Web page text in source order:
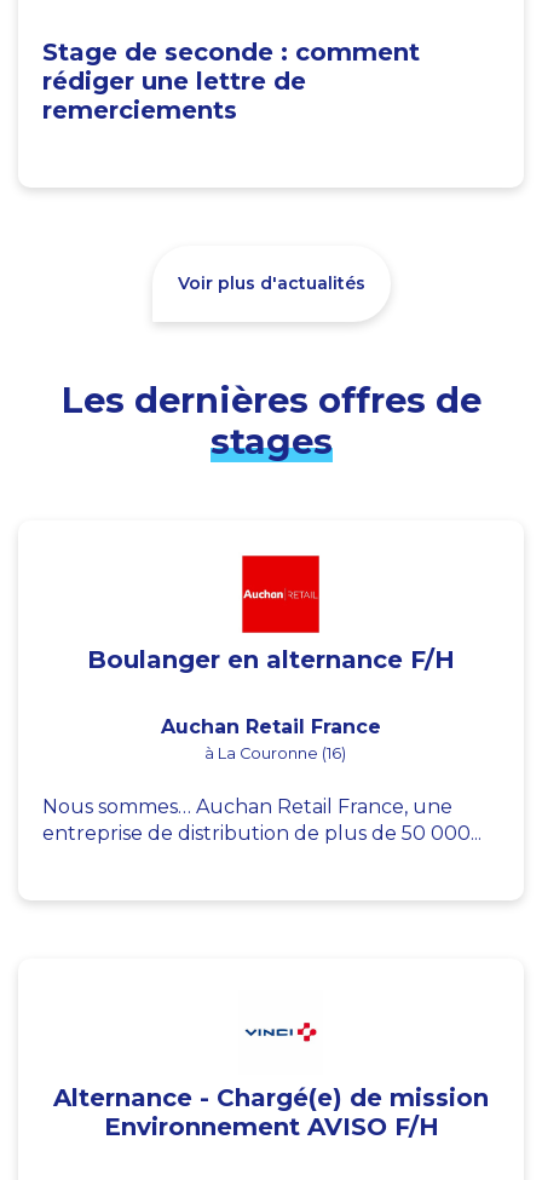
Stage de seconde : comment
rédiger une lettre de
remerciements
Voir plus d'actualités
Les dernières offres de
stages
Boulanger en alternance F/H
Auchan Retail France
à La Couronne (16)
Nous sommes… Auchan Retail France, une
entreprise de distribution de plus de 50 000...
Alternance - Chargé(e) de mission
Environnement AVISO F/H